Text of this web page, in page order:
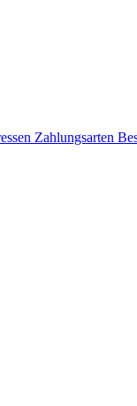
Zahlungsarten